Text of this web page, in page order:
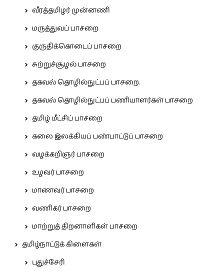
வீரத்தமிழர் முன்னணி
மருத்துவப் பாசறை
குருதிக்கொடைப் பாசறை
சுற்றுச்சூழல் பாசறை
தகவல் தொழில்நுட்பப் பாசறை.
தகவல் தொழில்நுட்பப் பணியாளர்கள் பாசறை
தமிழ் மீட்சிப் பாசறை
கலை இலக்கியப் பண்பாட்டுப் பாசறை
வழக்கறிஞர் பாசறை
உழவர் பாசறை
மாணவர் பாசறை
வணிகர் பாசறை
மாற்றுத் திறனாளிகள் பாசறை
தமிழ்நாட்டுக் கிளைகள்
புதுச்சேரி